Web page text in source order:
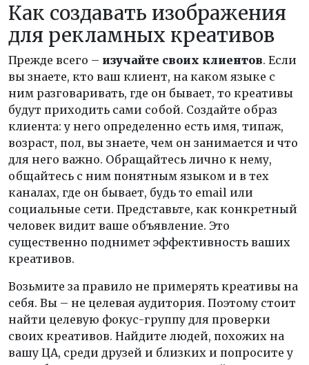
Как создавать изображения
для рекламных креативов
Прежде всего – изучайте своих клиентов. Если
вы знаете, кто ваш клиент, на каком языке с
ним разговаривать, где он бывает, то креативы
будут приходить сами собой. Создайте образ
клиента: у него определенно есть имя, типаж,
возраст, пол, вы знаете, чем он занимается и что
для него важно. Обращайтесь лично к нему,
общайтесь с ним понятным языком и в тех
каналах, где он бывает, будь то email или
социальные сети. Представьте, как конкретный
человек видит ваше объявление. Это
существенно поднимет эффективность ваших
креативов.
Возьмите за правило не примерять креативы на
себя. Вы – не целевая аудитория. Поэтому стоит
найти целевую фокус-группу для проверки
своих креативов. Найдите людей, похожих на
вашу ЦА, среди друзей и близких и попросите у